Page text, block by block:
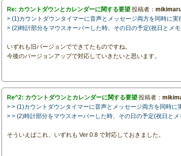
Re: カウントダウンとカレンダーに関する要望 投稿者：
> (1)カウントダウンタイマーに音声とメッセージ両方を同時に
> (2)時計部分をマウスオーバーした時、その日の予定(祝日とメモ
いずれも旧バージョンでできてたものですね。
今後のバージョンアップで対応していきたいと思います。
Re^2: カウントダウンとカレンダーに関する要望 投稿者：
> > (1)カウントダウンタイマーに音声とメッセージ両方を同時
> > (2)時計部分をマウスオーバーした時、その日の予定(祝日とメ
そういえばこれ、いずれも Ver 0.8 で対応しておきました。